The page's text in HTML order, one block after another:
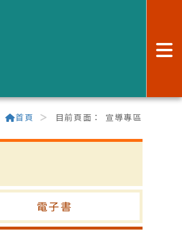
首頁 目前頁面： 宣導專區
電子書